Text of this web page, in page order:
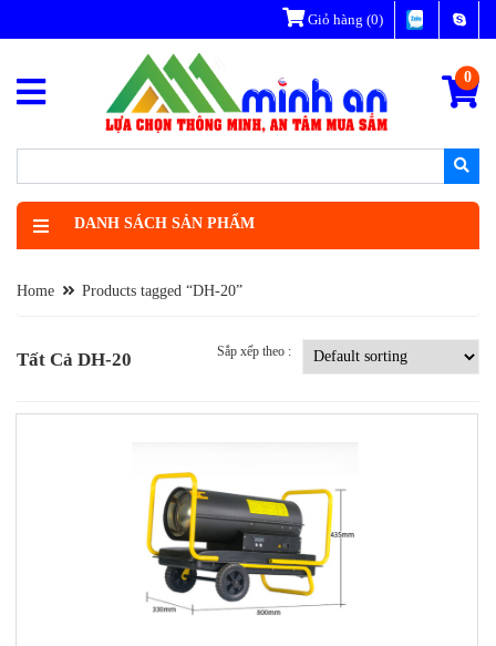
Giỏ hàng (0)
0
DANH SÁCH SẢN PHẨM
Home Products tagged “DH-20”
Tất Cả DH-20 Sắp xếp theo :